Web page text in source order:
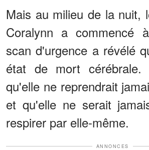
Mais au milieu de la nuit,
Coralynn a commencé
scan d'urgence a révélé
état de mort cérébrale.
qu'elle ne reprendrait
et qu'elle ne serait
respirer par elle-même.
ANNONCES